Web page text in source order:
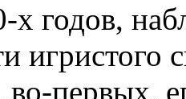
х годов,
игристого
во-первых,